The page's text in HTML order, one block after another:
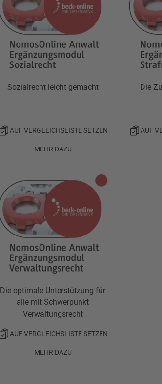
Sozialrecht leicht gemacht
AUF VERGLEICHSLISTE SETZEN
MEHR DAZU
Die
AUF
Die optimale Unterstützung für
alle mit Schwerpunkt
Verwaltungsrecht
AUF VERGLEICHSLISTE SETZEN
MEHR DAZU